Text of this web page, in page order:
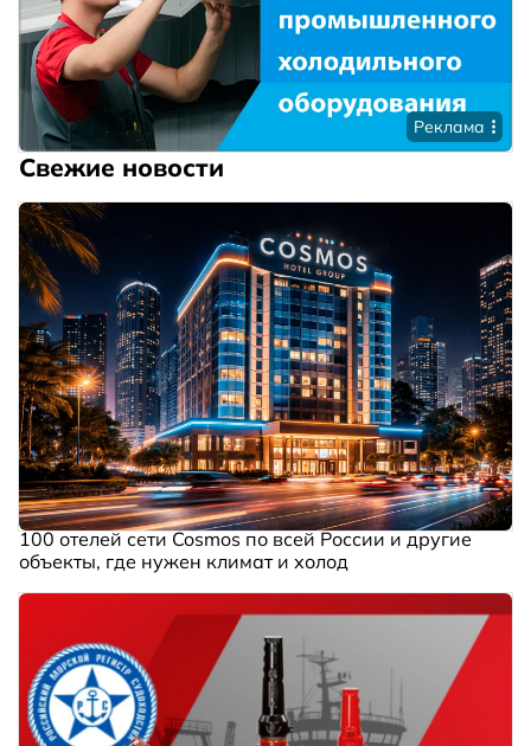
Реклама
Свежие новости
100 отелей сети Cosmos по всей России и другие
объекты, где нужен климат и холод